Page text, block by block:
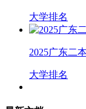
大学排名
2025广东二
大学排名